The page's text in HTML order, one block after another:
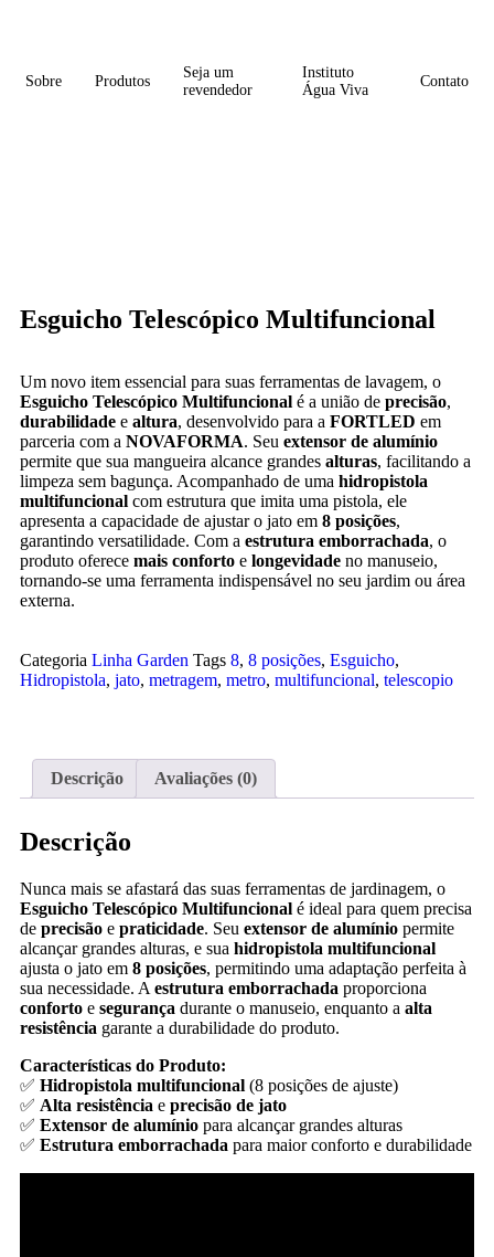
Sobre Produtos
Seja um
revendedor
Instituto
Água Viva
Contato
Esguicho Telescópico Multifuncional
Um novo item essencial para suas ferramentas de lavagem, o
Esguicho Telescópico Multifuncional é a união de precisão,
durabilidade e altura, desenvolvido para a FORTLED em
parceria com a NOVAFORMA. Seu extensor de alumínio
permite que sua mangueira alcance grandes alturas, facilitando a
limpeza sem bagunça. Acompanhado de uma hidropistola
multifuncional com estrutura que imita uma pistola, ele
apresenta a capacidade de ajustar o jato em 8 posições,
garantindo versatilidade. Com a estrutura emborrachada, o
produto oferece mais conforto e longevidade no manuseio,
tornando-se uma ferramenta indispensável no seu jardim ou área
externa.
Categoria Linha Garden Tags 8, 8 posições, Esguicho,
Hidropistola, jato, metragem, metro, multifuncional, telescopio
Descrição Avaliações (0)
Descrição
Nunca mais se afastará das suas ferramentas de jardinagem, o
Esguicho Telescópico Multifuncional é ideal para quem precisa
de precisão e praticidade. Seu extensor de alumínio permite
alcançar grandes alturas, e sua hidropistola multifuncional
ajusta o jato em 8 posições, permitindo uma adaptação perfeita à
sua necessidade. A estrutura emborrachada proporciona
conforto e segurança durante o manuseio, enquanto a alta
resistência garante a durabilidade do produto.
Características do Produto:
✅ Hidropistola multifuncional (8 posições de ajuste)
✅ Alta resistência e precisão de jato
✅ Extensor de alumínio para alcançar grandes alturas
✅ Estrutura emborrachada para maior conforto e durabilidade